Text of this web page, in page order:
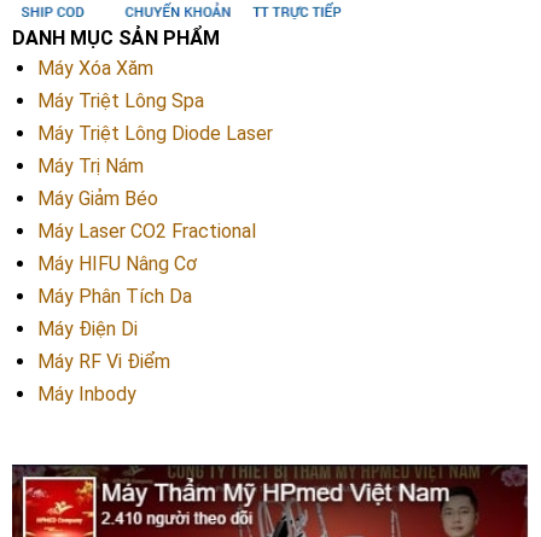
DANH MỤC SẢN PHẨM
Máy Xóa Xăm
Máy Triệt Lông Spa
Máy Triệt Lông Diode Laser
Máy Trị Nám
Máy Giảm Béo
Máy Laser CO2 Fractional
Máy HIFU Nâng Cơ
Máy Phân Tích Da
Máy Điện Di
Máy RF Vi Điểm
Máy Inbody